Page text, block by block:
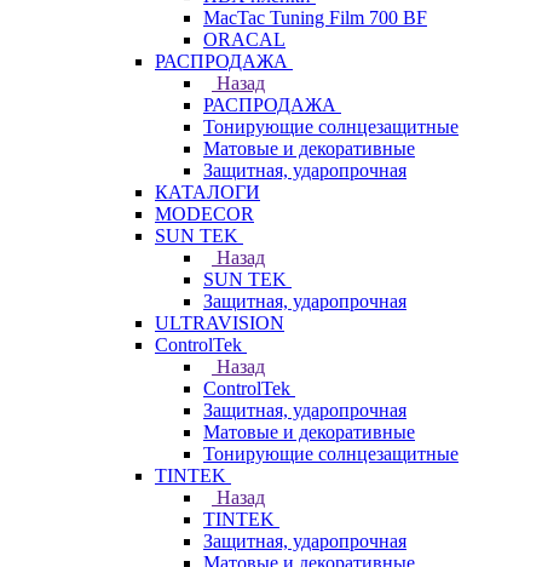
MacTac Tuning Film 700 BF
ORACAL
РАСПРОДАЖА
Назад
РАСПРОДАЖА
Тонирующие солнцезащитные
Матовые и декоративные
Защитная, ударопрочная
КАТАЛОГИ
MODECOR
SUN TEK
Назад
SUN TEK
Защитная, ударопрочная
ULTRAVISION
ControlTek
Назад
ControlTek
Защитная, ударопрочная
Матовые и декоративные
Тонирующие солнцезащитные
TINTEK
Назад
TINTEK
Защитная, ударопрочная
Матовые и декоративные